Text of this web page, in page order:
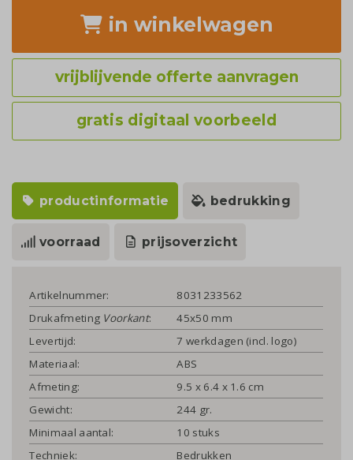
in winkelwagen
vrijblijvende offerte aanvragen
gratis digitaal voorbeeld
productinformatie bedrukking
voorraad prijsoverzicht
Artikelnummer:
8031233562
Drukafmeting Voorkant:
45x50 mm
Levertijd:
7 werkdagen (incl. logo)
Materiaal:
ABS
Afmeting:
9.5 x 6.4 x 1.6 cm
Gewicht:
244 gr.
Minimaal aantal:
10 stuks
Techniek:
Bedrukken